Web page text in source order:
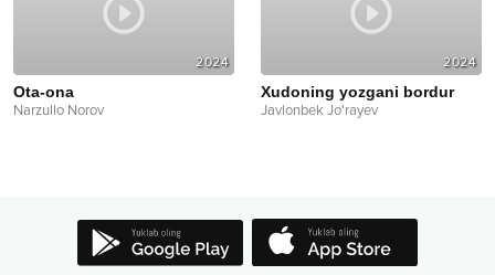
2024
Ota-ona
Narzullo Norov
2024
Xudoning yozgani bordur
Javlonbek Jo'rayev